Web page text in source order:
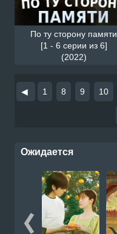
По ту сторону памяти
[1 - 6 серии из 6]
(2022)
◀ 1 8 9 10
Ожидается